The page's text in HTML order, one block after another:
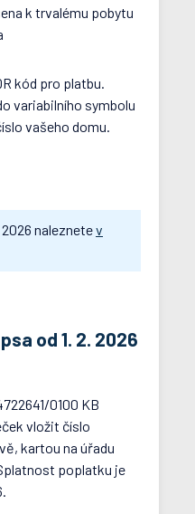
k trvalému pobytu
kód pro platbu.
variabilního symbolu
vašeho domu.
naleznetev
od 1. 2. 2026
0100 KB
vložit číslo
kartou na úřadu
poplatku je